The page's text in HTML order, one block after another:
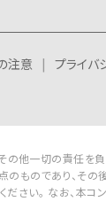
注意 プライバ
の他一切の責任を負
ものであり、その
さい。 なお、本